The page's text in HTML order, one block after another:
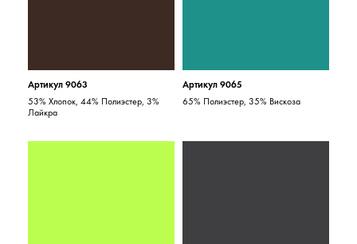
Артикул 9063
53% Хлопок, 44% Полиэстер, 3%
Лайкра
Артикул 9065
65% Полиэстер, 35% Вискоза